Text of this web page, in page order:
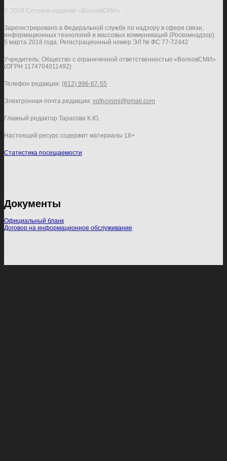
© 2018 Сетевое издание «ВолховСМИ»
Зарегистрировано в Федеральной службе по надзору в сфере связи,
информационных технологий и массовых коммуникаций (Роскомнадзор)
5 марта 2018 года. Регистрационный номер ЭЛ № ФС 77-72442
Учредитель: Общество с ограниченной ответственностью «ВолховСМИ»
(ОГРН 1174704011492)
Телефон редакции: (812) 996-87-55
Электронная почта редакции: volhovsmi@gmail.com
Главный редактор Тарасова К.Ю.
Настоящий ресурс содержит материалы 18+
Статистика посещаемости
Документы
Официальный бланк
Договор на информационное обслуживание